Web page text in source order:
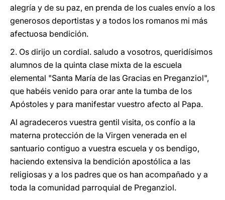
alegría y de su paz, en prenda de los cuales envío a los
generosos deportistas y a todos los romanos mi más
afectuosa bendición.
2. Os dirijo un cordial. saludo a vosotros, queridísimos
alumnos de la quinta clase mixta de la escuela
elemental "Santa María de las Gracias en Preganziol",
que habéis venido para orar ante la tumba de los
Apóstoles y para manifestar vuestro afecto al Papa.
Al agradeceros vuestra gentil visita, os confío a la
materna protección de la Virgen venerada en el
santuario contiguo a vuestra escuela y os bendigo,
haciendo extensiva la bendición apostólica a las
religiosas y a los padres que os han acompañado y a
toda la comunidad parroquial de Preganziol.